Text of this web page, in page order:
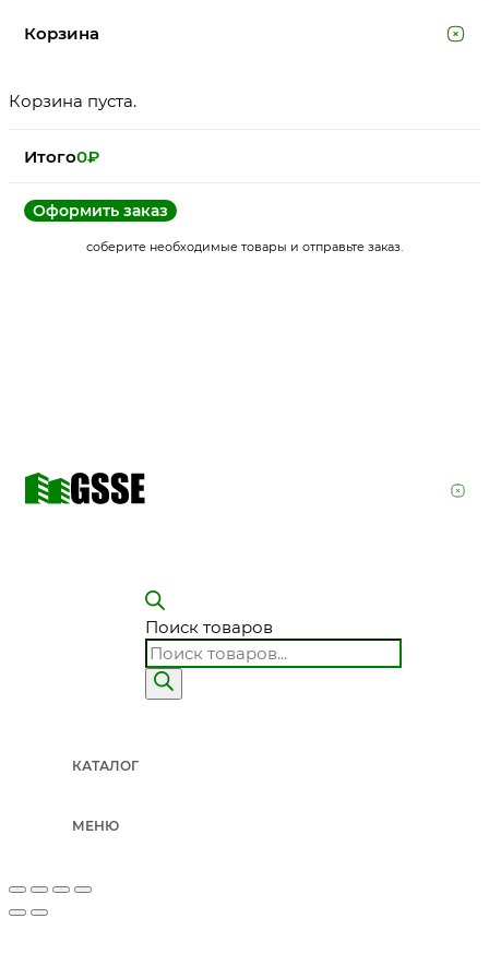
Корзина
Корзина пуста.
Итого0₽
Оформить заказ
соберите необходимые товары и отправьте заказ.
Поиск товаров
КАТАЛОГ
МЕНЮ